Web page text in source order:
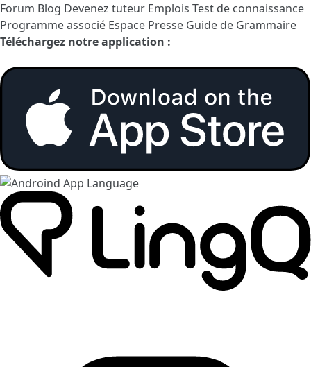
Forum Blog Devenez tuteur Emplois Test de connaissance
Programme associé Espace Presse Guide de Grammaire
Téléchargez notre application :